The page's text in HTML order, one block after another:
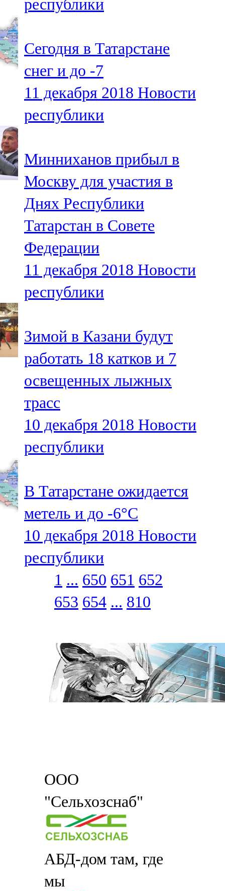
республики
Сегодня в Татарстане
снег и до -7
11 декабря 2018 Новости
республики
Минниханов прибыл в
Москву для участия в
Днях Республики
Татарстан в Совете
Федерации
11 декабря 2018 Новости
республики
Зимой в Казани будут
работать 18 катков и 7
освещенных лыжных
трасс
10 декабря 2018 Новости
республики
В Татарстане ожидается
метель и до -6°С
10 декабря 2018 Новости
республики
1 ... 650 651 652
653 654 ... 810
ООО
"Сельхозснаб"
АБД-дом там, где
мы